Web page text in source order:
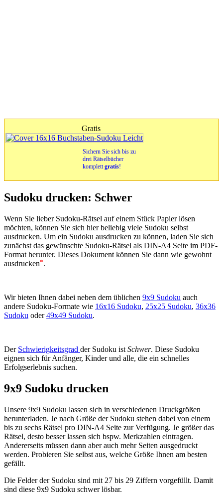
Gratis
Sichern Sie sich bis zu
drei Rätselbücher
komplettgratis!
Sudoku drucken: Schwer
Wenn Sie lieber Sudoku-Rätsel auf einem Stück Papier lösen
möchten, können Sie sich hier beliebig viele Sudoku selbst
ausdrucken. Um ein Sudoku ausdrucken zu können, laden Sie sich
zunächst das gewünschte Sudoku-Rätsel als DIN-A4 Seite im PDF-
Format herunter. Dieses Dokument können Sie dann wie gewohnt
ausdrucken*.
Wir bieten Ihnen dabei neben dem üblichen 9x9 Sudoku auch
andere Sudoku-Formate wie 16x16 Sudoku, 25x25 Sudoku, 36x36
Sudoku oder49x49 Sudoku.
Der Schwierigkeitsgrad der Sudoku ist Schwer. Diese Sudoku
eignen sich für Anfänger, Kinder und alle, die ein schnelles
Erfolgserlebnis suchen.
9x9 Sudoku drucken
Unsere 9x9 Sudoku lassen sich in verschiedenen Druckgrößen
herunterladen. Je nach Größe der Sudoku stehen dabei von einem
bis zu sechs Rätsel pro DIN-A4 Seite zur Verfügung. Je größer das
Rätsel, desto besser lassen sich bspw. Merkzahlen eintragen.
Andererseits müssen dann aber auch mehr Seiten ausgedruckt
werden. Probieren Sie selbst aus, welche Größe Ihnen am besten
gefällt.
Die Felder der Sudoku sind mit 27 bis 29 Ziffern vorgefüllt. Damit
sind diese 9x9 Sudoku schwer lösbar.